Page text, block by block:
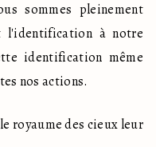
sommes pleinement
l'identification à notre
identification même
nos actions.
royaume des cieux leur